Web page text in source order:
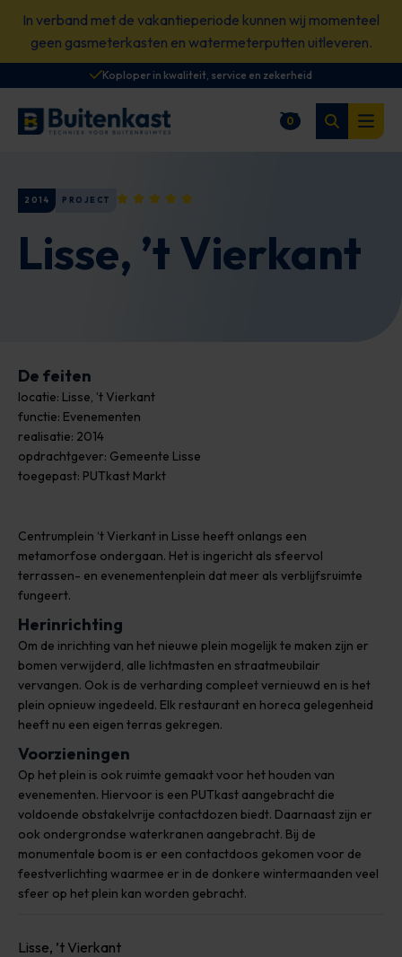
content
In verband met de vakantieperiode kunnen wij momenteel
geen gasmeterkasten en watermeterputten uitleveren.
Koploper in kwaliteit, service en zekerheid
0
Winkelwagen
Zoeken
Open
Lisse, ’t Vierkant
2014 PROJECT
De feiten
locatie: Lisse, ’t Vierkant
functie: Evenementen
realisatie: 2014
opdrachtgever: Gemeente Lisse
toegepast: PUTkast Markt
Centrumplein ‘t Vierkant in Lisse heeft onlangs een
metamorfose ondergaan. Het is ingericht als sfeervol
terrassen- en evenementenplein dat meer als verblijfsruimte
fungeert.
Herinrichting
Om de inrichting van het nieuwe plein mogelijk te maken zijn er
bomen verwijderd, alle lichtmasten en straatmeubilair
vervangen. Ook is de verharding compleet vernieuwd en is het
plein opnieuw ingedeeld. Elk restaurant en horeca gelegenheid
heeft nu een eigen terras gekregen.
Voorzieningen
Op het plein is ook ruimte gemaakt voor het houden van
evenementen. Hiervoor is een PUTkast aangebracht die
voldoende obstakelvrije contactdozen biedt. Daarnaast zijn er
ook ondergrondse waterkranen aangebracht. Bij de
monumentale boom is er een contactdoos gekomen voor de
feestverlichting waarmee er in de donkere wintermaanden veel
sfeer op het plein kan worden gebracht.
Lisse, ’t Vierkant